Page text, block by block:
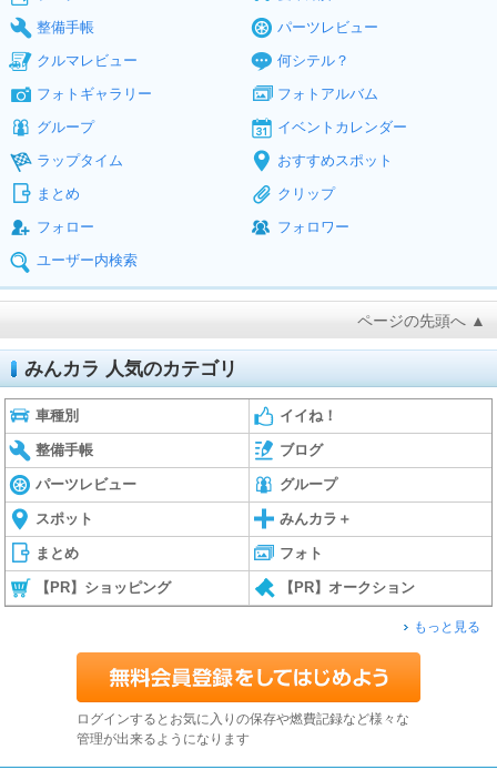
整備手帳
パーツレビュー
クルマレビュー
何シテル？
フォトギャラリー
フォトアルバム
グループ
イベントカレンダー
ラップタイム
おすすめスポット
まとめ
クリップ
フォロー
フォロワー
ユーザー内検索
ページの先頭へ ▲
みんカラ 人気のカテゴリ
車種別 イイね！
整備手帳 ブログ
パーツレビュー グループ
スポット みんカラ＋
まとめ フォト
【PR】ショッピング 【PR】オークション
もっと見る
ログインするとお気に入りの保存や燃費記録など様々な
管理が出来るようになります